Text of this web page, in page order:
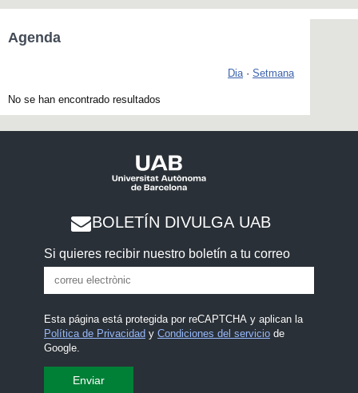
Agenda
Dia · Setmana
No se han encontrado resultados
BOLETÍN DIVULGA UAB
Si quieres recibir nuestro boletín a tu correo
Esta página está protegida por reCAPTCHA y aplican la
Política de Privacidady Condiciones del serviciode
Google.